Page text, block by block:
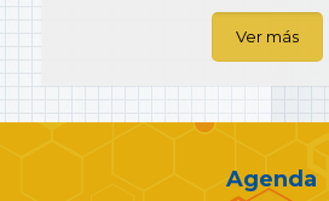
Ver más
Agenda